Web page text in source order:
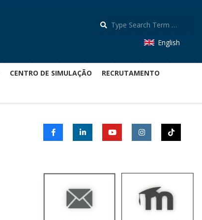
English
CENTRO DE SIMULAÇÃO RECRUTAMENTO